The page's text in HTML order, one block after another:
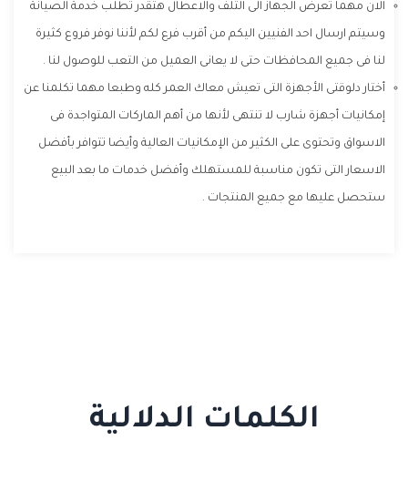
الان مهما تعرض الجهاز الى التلف والاعطال هتقدر تطلب خدمة الصيانة
وسيتم ارسال احد الفنيين اليكم من أقرب فرع لكم لأننا نوفر فروع كثيرة
لنا فى جميع المحافظات حتى لا يعانى العميل من التعب للوصول لنا .
أختار دلوقتى الأجهزة التى تعيش معاك العمر كله وطبعا مهما تكلمنا عن
إمكانيات أجهزة شارب لا تنتهى لأنها من أهم الماركات المتواجدة فى
الاسواق وتحتوى على الكثير من الإمكانيات العالية وأيضا تتوافر بأفضل
الاسعار التى تكون مناسبة للمستهلك وأفضل خدمات ما بعد البيع
ستحصل عليها مع جميع المنتجات .
الكلمات الدلالية